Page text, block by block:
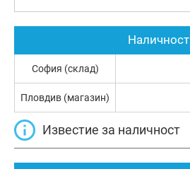
Наличност
София (склад)
Пловдив (магазин)
Известие за наличност